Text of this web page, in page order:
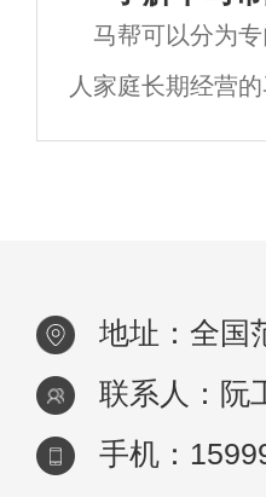
时机，把握时机
马帮可以分为
人家庭长期经营
组成，属于短期
地址：全国
联系人：阮
手机：